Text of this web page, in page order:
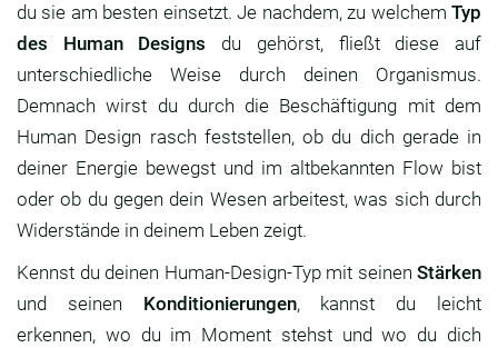
du sie am besten einsetzt. Je nachdem, zu welchem Typ
des Human Designs du gehörst, fließt diese auf
unterschiedliche Weise durch deinen Organismus.
Demnach wirst du durch die Beschäftigung mit dem
Human Design rasch feststellen, ob du dich gerade in
deiner Energie bewegst und im altbekannten Flow bist
oder ob du gegen dein Wesen arbeitest, was sich durch
Widerstände in deinem Leben zeigt.
Kennst du deinen Human-Design-Typ mit seinen Stärken
und seinen Konditionierungen, kannst du leicht
erkennen, wo du im Moment stehst und wo du dich